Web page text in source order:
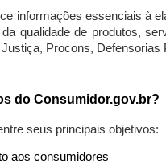
informações essenciais à
qualidade de produtos,
Procons,
do Consumidor.gov.br?
seus principais objetivos:
aos consumidores